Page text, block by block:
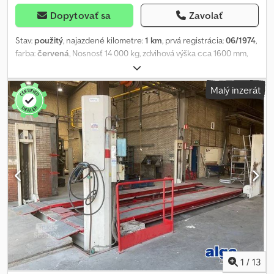
Dopytovať sa Zavolať
Stav: použitý, najazdené kilometre:1 km, prvá registrácia:06/1974,
farba:červená, Nosnosť 14 000 kg, zdvihová výška cca 1600 mm,
rozchod dráhy: 650 mm, elektrické pripojenie: 400 V, výkon
2x3,0kW, 4 stĺpy, vzdialenosť medzi stĺpmi 3150 mm, rozchod kolies
nastaviteľný, celkové rozmery (DxŠxV): 7000x3800x2330 mm,
vozidlo môže byť polepené alebo označené reklamou. Chedpfx
Afeqay R Ij Uoa
Malý inzerát
1 / 13